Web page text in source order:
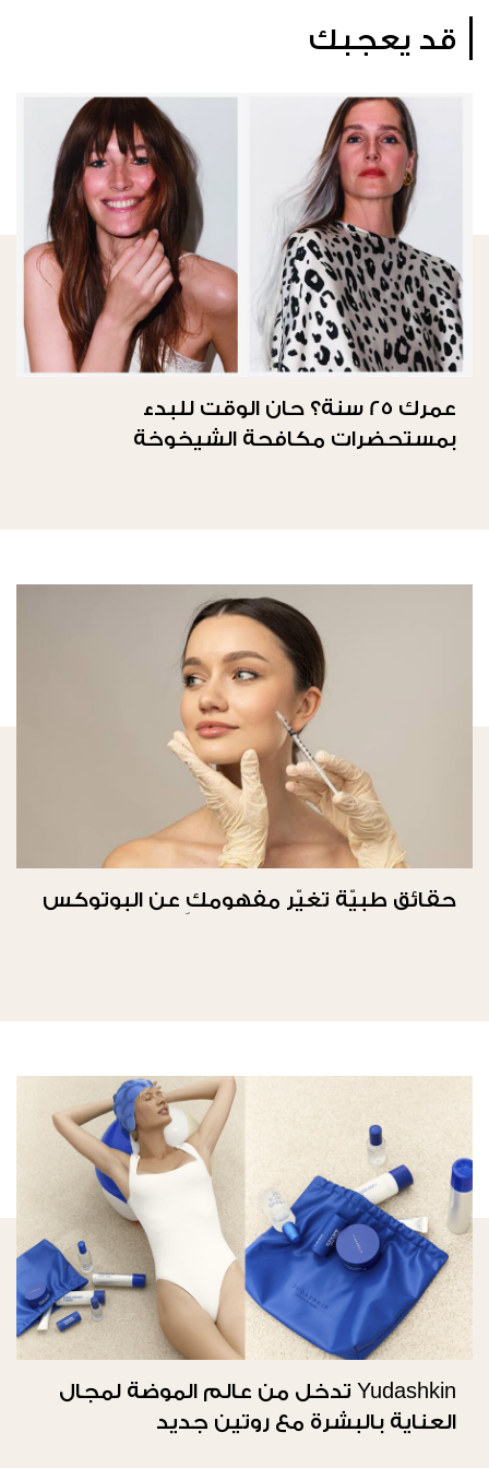
قد يعجبك
عمرك 25 سنة؟ حان الوقت للبدء
بمستحضرات مكافحة الشيخوخة
حقائق طبيّة تغيّر مفهومكِ عن البوتوكس
Yudashkin تدخل من عالم الموضة لمجال
العناية بالبشرة مع روتين جديد